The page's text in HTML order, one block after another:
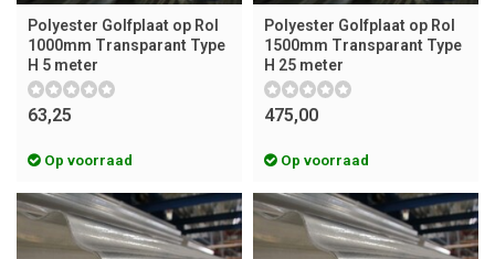
Polyester Golfplaat op Rol
1000mm Transparant Type
H 5 meter
63,25
Op voorraad
Polyester Golfplaat op Rol
1500mm Transparant Type
H 25 meter
475,00
Op voorraad